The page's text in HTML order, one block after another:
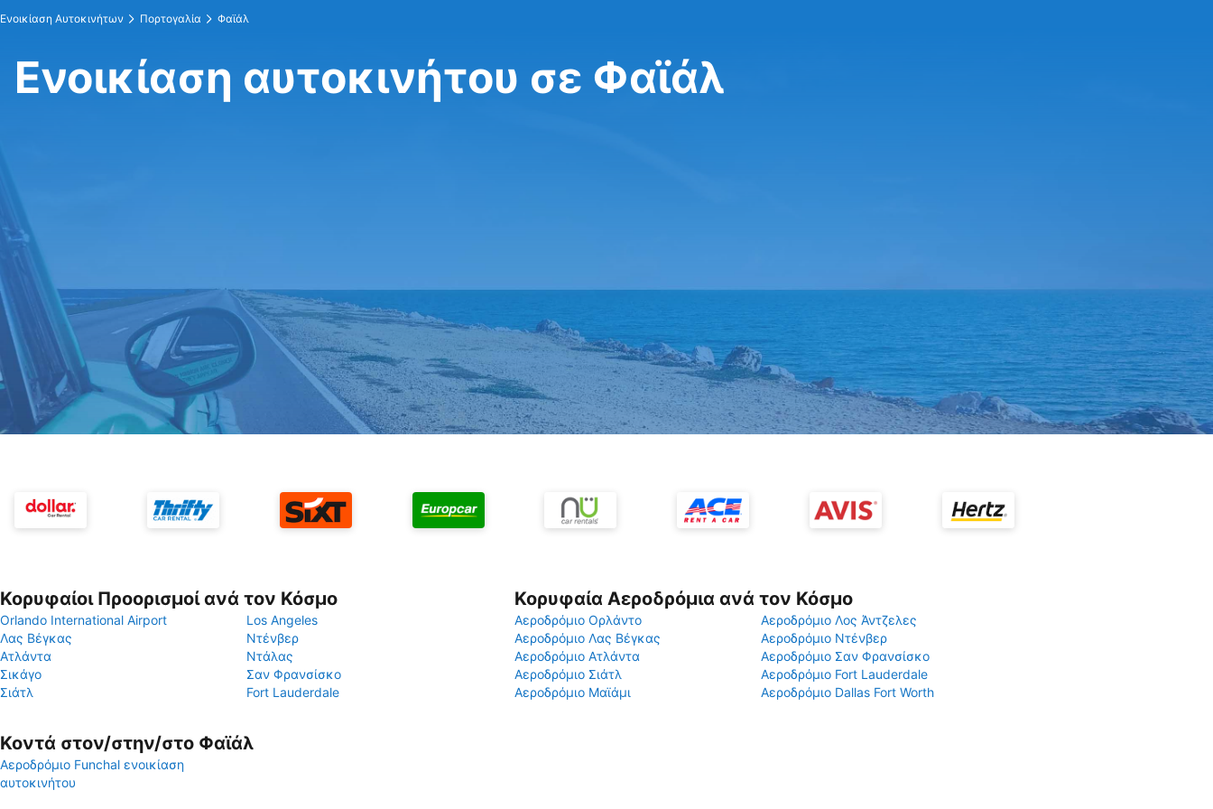
Ενοικίαση Αυτοκινήτων Πορτογαλία Φαϊάλ
Ενοικίαση αυτοκινήτου σε Φαϊάλ
Κορυφαίοι Προορισμοί ανά τον Κόσμο
Orlando International Airport
Los Angeles
Λας Βέγκας
Ντένβερ
Ατλάντα
Ντάλας
Σικάγο
Σαν Φρανσίσκο
Σιάτλ
Fort Lauderdale
Κορυφαία Αεροδρόμια ανά τον Κόσμο
Αεροδρόμιο Ορλάντο
Αεροδρόμιο Λος Άντζελες
Αεροδρόμιο Λας Βέγκας
Αεροδρόμιο Ντένβερ
Αεροδρόμιο Ατλάντα
Αεροδρόμιο Σαν Φρανσίσκο
Αεροδρόμιο Σιάτλ
Αεροδρόμιο Fort Lauderdale
Αεροδρόμιο Μαϊάμι
Αεροδρόμιο Dallas Fort Worth
Κοντά στον/στην/στο Φαϊάλ
Αεροδρόμιο Funchal ενοικίαση
αυτοκινήτου